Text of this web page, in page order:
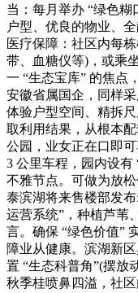
当：每月举办 “绿色
户型、优良的物业、
医疗保障：社区内每
带、血糖仪等)，或乘
一 “生态宝库” 的焦点
安徽省属国企，同样
体验户型空间、精拆
取利用结果，从根本
公园，业女正在口即
3 公里车程，园内设有
不雅节点。可做为放
泰滨湖将来售楼部发
运营系统”，种植芦苇
言。确保 “绿色价值”
障业从健康。滨湖新
置 “生态科普角”(摆放
秋季桂喷鼻四溢，社